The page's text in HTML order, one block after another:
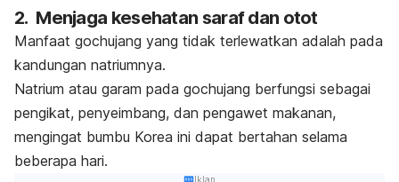
2. Menjaga kesehatan saraf dan otot
Manfaat gochujang yang tidak terlewatkan adalah pada
kandungan natriumnya.
Natrium atau garam pada gochujang berfungsi sebagai
pengikat, penyeimbang, dan pengawet makanan,
mengingat bumbu Korea ini dapat bertahan selama
beberapa hari.
Iklan